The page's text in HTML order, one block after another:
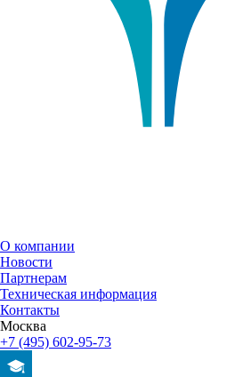
О компании
Новости
Партнерам
Техническая информация
Контакты
Москва
+7 (495) 602-95-73